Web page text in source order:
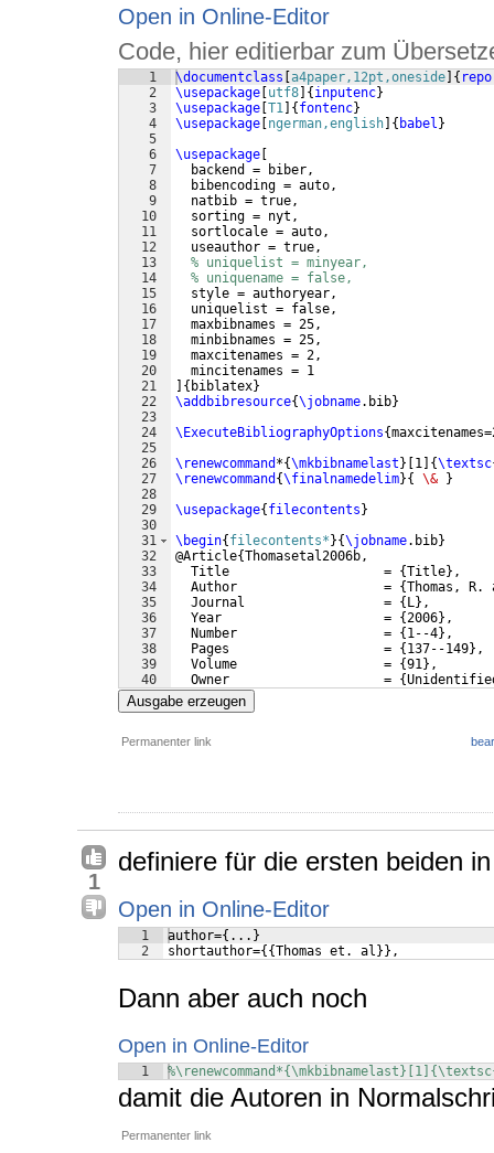
Open in Online-Editor
Code, hier editierbar zum
1
2
3
4
5
6
7
8
9
10
11
12
13
14
15
16
17
18
19
20
21
22
23
24
25
26
27
28
29
30
31
32
33
34
35
36
37
38
39
40
41
\documentclass a4paper,12pt,oneside {
\usepackage utf8 { inputenc}
\usepackage T1 { fontenc}
\usepackage ngerman,english { babel }
\usepackage
  backend = biber,
  bibencoding = auto,
  natbib = true,
  sorting = nyt,
  sortlocale = auto,
  useauthor = true,
% uniquelist = minyear,
% uniquename = false,
  style = authoryear,
  uniquelist = false,
  maxbibnames = 25,
  minbibnames = 25,
  maxcitenames = 2,
  mincitenames = 1
{ biblatex}
\addbibresource{\jobname.bib}
\ExecuteBibliographyOptions{
\renewcommand *{\mkbibnamelast } 1 {\textsc
\renewcommand {\finalnamedelim}{ \&
}
\usepackage{ filecontents }
\begin{ filecontents* }{\jobname.bib}
@Article{Thomasetal2006b,
  Title                    =
{Title} ,
  Author                   =
{Thomas,
  Journal                  =
{ L} ,
  Year                     =
{2006} ,
  Number                   =
{ 1--4} ,
  Pages                    =
{ 137--149} ,
  Volume                   =
{91} ,
  Owner                    =
{
  Timestamp                =
Ausgabe erzeugen
Permanenter link
1
definiere für die ersten beiden
Open in Online-Editor
1
2
author={...}
shortauthor={{Thomas et. al}},
Dann aber auch noch
Open in Online-Editor
1
damit die Autoren in
Permanenter link